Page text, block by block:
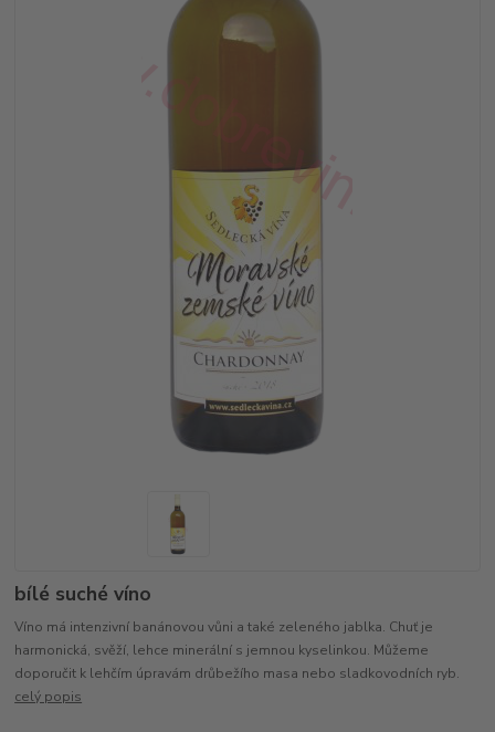
bílé suché víno
Víno má intenzivní banánovou vůni a také zeleného jablka. Chuť je
harmonická, svěží, lehce minerální s jemnou kyselinkou. Můžeme
doporučit k lehčím úpravám drůbežího masa nebo sladkovodních ryb.
celý popis